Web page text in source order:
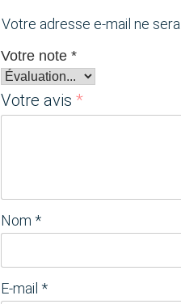
Votre adresse e-mail ne
Votre note *
Votre avis *
Nom *
E-mail *